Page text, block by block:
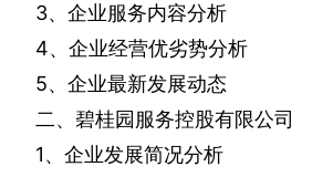
3、企业服务内容分析
4、企业经营优劣势分析
5、企业最新发展动态
二、碧桂园服务控股有限公司
1、企业发展简况分析